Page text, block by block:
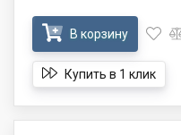
В корзину
Купить в 1 клик